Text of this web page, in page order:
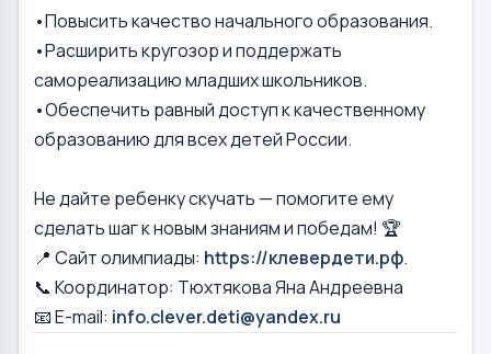
•Повысить качество начального образования.
•Расширить кругозор и поддержать
самореализацию младших школьников.
•Обеспечить равный доступ к качественному
образованию для всех детей России.
Не дайте ребенку скучать — помогите ему
сделать шаг к новым знаниям и победам! 🏆
📍 Сайт олимпиады: https://клевердети.рф.
📞 Координатор: Тюхтякова Яна Андреевна
📧 E-mail: info.clever.deti@yandex.ru